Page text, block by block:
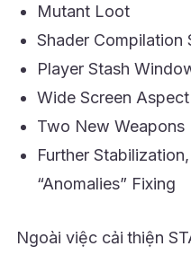
Mutant Loot
Shader Compilation
Player Stash
Wide Screen
Two New Weapons
Further
“Anomalies” Fixing
Ngoài việc cải thiện